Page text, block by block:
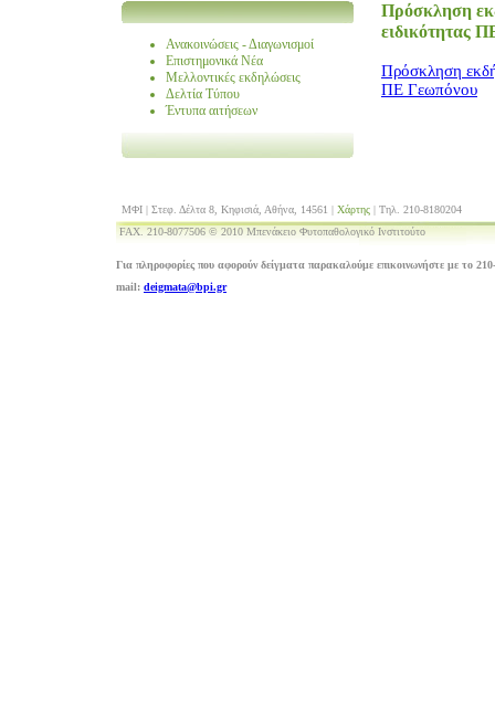
Ανακοινώσεις - Διαγωνισμοί
Επιστημονικά Νέα
Μελλοντικές εκδηλώσεις
Δελτία Τύπου
Έντυπα αιτήσεων
Πρόσκληση
ειδικότητας
Πρόσκληση
ΠΕ Γεωπόνου
ΜΦΙ | Στεφ. Δέλτα 8, Κηφισιά, Αθήνα, 14561 | Χάρτης | Τηλ. 210-8180204
FAX. 210-8077506 © 2010 Μπενάκειο Φυτοπαθολογικό Ινστιτούτο
Για πληροφορίες που αφορούν δείγματα παρακαλούμε επικοινωνήστε με το
mail: deigmata@bpi.gr